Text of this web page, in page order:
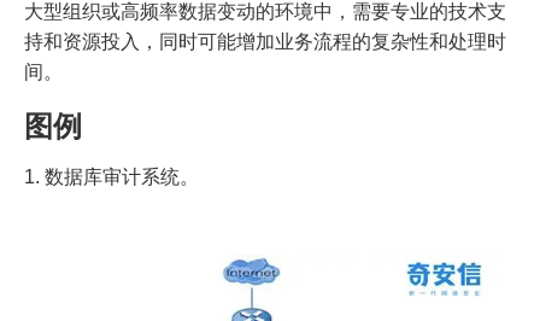
大型组织或高频率数据变动的环境中，需要专业的技术支
持和资源投入，同时可能增加业务流程的复杂性和处理时
间。
图例
1. 数据库审计系统。